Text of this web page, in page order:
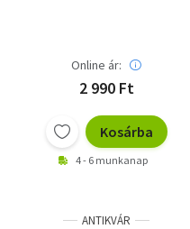
Online ár:
2 990 Ft
Kosárba
4 - 6 munkanap
ANTIKVÁR